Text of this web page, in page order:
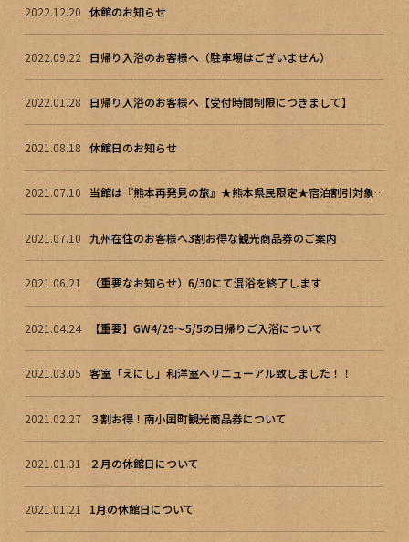
2022.12.20 休館のお知らせ
2022.09.22 日帰り入浴のお客様へ（駐車場はございません）
2022.01.28 日帰り入浴のお客様へ【受付時間制限につきまして】
2021.08.18 休館日のお知らせ
2021.07.10 当館は『熊本再発見の旅』★熊本県民限定★宿泊割引対象施設です！
2021.07.10 九州在住のお客様へ3割お得な観光商品券のご案内
2021.06.21 （重要なお知らせ）6/30にて混浴を終了します
2021.04.24 【重要】GW4/29～5/5の日帰りご入浴について
2021.03.05 客室「えにし」和洋室へリニューアル致しました！！
2021.02.27 ３割お得！南小国町観光商品券について
2021.01.31 ２月の休館日について
2021.01.21 1月の休館日について